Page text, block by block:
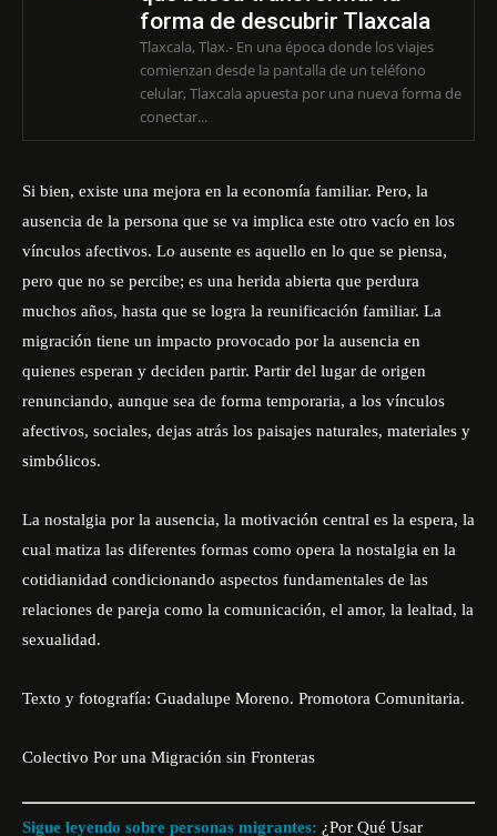
forma de descubrir Tlaxcala
Tlaxcala, Tlax.- En una época donde los viajes
comienzan desde la pantalla de un teléfono
celular, Tlaxcala apuesta por una nueva forma de
conectar...
Si bien, existe una mejora en la economía familiar. Pero, la
ausencia de la persona que se va implica este otro vacío en los
vínculos afectivos. Lo ausente es aquello en lo que se piensa,
pero que no se percibe; es una herida abierta que perdura
muchos años, hasta que se logra la reunificación familiar. La
migración tiene un impacto provocado por la ausencia en
quienes esperan y deciden partir. Partir del lugar de origen
renunciando, aunque sea de forma temporaria, a los vínculos
afectivos, sociales, dejas atrás los paisajes naturales, materiales y
simbólicos.
La nostalgia por la ausencia, la motivación central es la espera, la
cual matiza las diferentes formas como opera la nostalgia en la
cotidianidad condicionando aspectos fundamentales de las
relaciones de pareja como la comunicación, el amor, la lealtad, la
sexualidad.
Texto y fotografía: Guadalupe Moreno. Promotora Comunitaria.
Colectivo Por una Migración sin Fronteras
Sigue leyendo sobre personas migrantes: ¿Por Qué Usar